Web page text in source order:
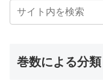
巻数による分類